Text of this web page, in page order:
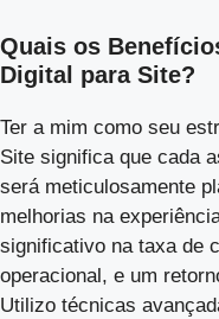
Quais os
Digital para Site?
Ter a mim como seu
Site significa que cada
será meticulosamente
melhorias na
significativo na taxa de
operacional, e um
Utilizo técnicas